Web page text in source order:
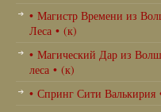
• Магистр Времени из
Леса • (к)
• Магический Дар из
леса • (к)
• Спринг Сити Валькирия